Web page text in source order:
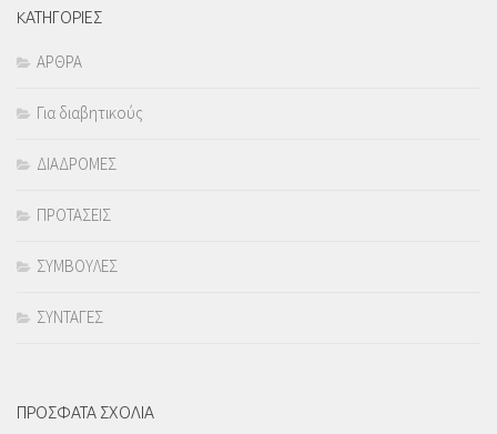
KΑΤΗΓΟΡΙΕΣ
ΑΡΘΡΑ
Για διαβητικούς
ΔΙΑΔΡΟΜΕΣ
ΠΡΟΤΑΣΕΙΣ
ΣΥΜΒΟΥΛΕΣ
ΣΥΝΤΑΓΕΣ
ΠΡΟΣΦΑΤΑ ΣΧΟΛΙΑ